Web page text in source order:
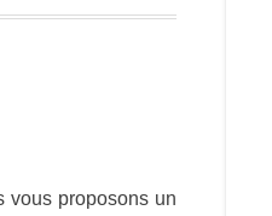
vous proposons un